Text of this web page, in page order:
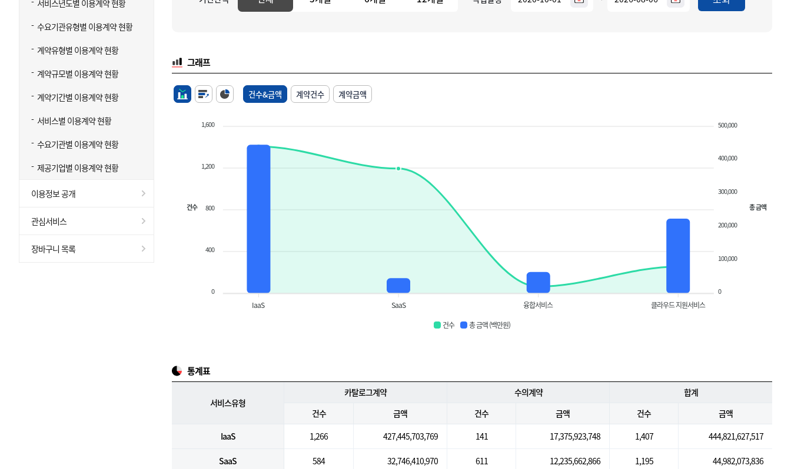
서비스년도별 이용계약 현황
수요기관유형별 이용계약 현황
계약유형별 이용계약 현황
계약규모별 이용계약 현황
계약기간별 이용계약 현황
서비스별 이용계약 현황
수요기관별 이용계약 현황
제공기업별 이용계약 현황
이용정보 공개
관심서비스
장바구니 목록
그래프
건수&금액 계약건수 계약금액
건수 총 금액 (백만원)
1,600
1,200
800
400
0
건수
IaaS SaaS 융합서비스 클라우드 지원서비스
500,000
400,000
300,000
200,000
100,000
0
총 금액
통계표
서비스유형
카탈로그계약 수의계약
합계
건수
금액 건수 금액 건수
금액
IaaS
1,266 427,445,703,769 141 17,375,923,748 1,407 444,821,627,517
SaaS 584 32,746,410,970 611 12,235,662,866 1,195 44,982,073,836